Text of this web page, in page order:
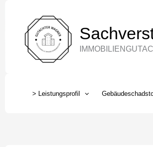
springen
> Leistungsprofil